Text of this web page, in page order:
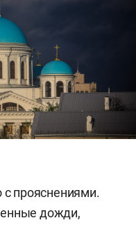
с прояснениями.
дожди,